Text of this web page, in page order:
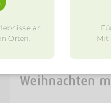
Weihnachten
an
Orten.
Mit